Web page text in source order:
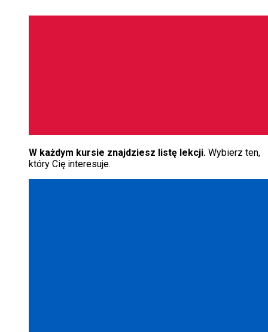
W każdym kursie znajdziesz listę lekcji. Wybierz ten,
który Cię interesuje.